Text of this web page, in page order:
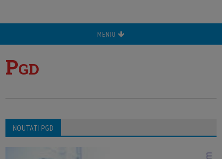
MENIU
PGD
NOUTATI PGD